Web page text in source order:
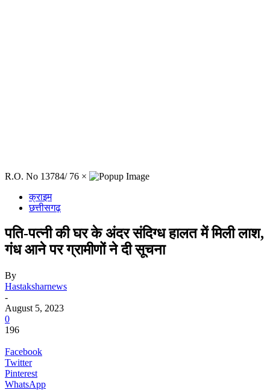
R.O. No 13784/ 76 ×
क्राइम
छत्तीसगढ़
पति-पत्नी की घर के अंदर संदिग्ध हालत में मिली लाश,
गंध आने पर ग्रामीणों ने दी सूचना
By
Hastaksharnews
-
August 5, 2023
0
196
Facebook
Twitter
Pinterest
WhatsApp